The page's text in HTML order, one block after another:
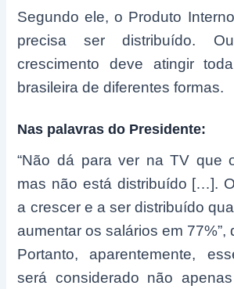
Segundo ele, o Produto
precisa ser distribuído.
crescimento deve atingir
brasileira de diferentes formas.
Nas palavras do Presidente:
“Não dá para ver na TV que
mas não está distribuído […].
a crescer e a ser distribuído
aumentar os salários em 77%”,
Portanto, aparentemente,
será considerado não